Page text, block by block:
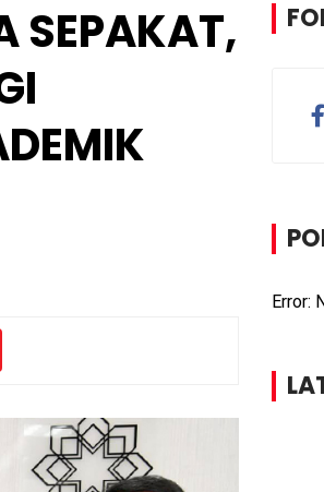
SEPAKAT,
Error: